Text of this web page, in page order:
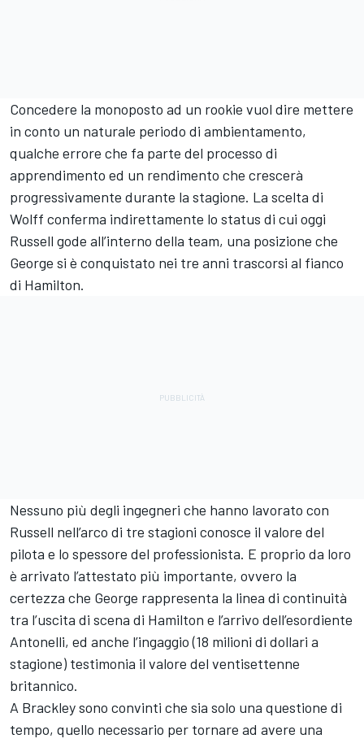
Concedere la monoposto ad un rookie vuol dire mettere
in conto un naturale periodo di ambientamento,
qualche errore che fa parte del processo di
apprendimento ed un rendimento che crescerà
progressivamente durante la stagione. La scelta di
Wolff conferma indirettamente lo status di cui oggi
Russell gode all’interno della team, una posizione che
George si è conquistato nei tre anni trascorsi al fianco
di Hamilton.
Nessuno più degli ingegneri che hanno lavorato con
Russell nell’arco di tre stagioni conosce il valore del
pilota e lo spessore del professionista. E proprio da loro
è arrivato l’attestato più importante, ovvero la
certezza che George rappresenta la linea di continuità
tra l’uscita di scena di Hamilton e l’arrivo dell’esordiente
Antonelli, ed anche l’ingaggio (18 milioni di dollari a
stagione) testimonia il valore del ventisettenne
britannico.
A Brackley sono convinti che sia solo una questione di
tempo, quello necessario per tornare ad avere una